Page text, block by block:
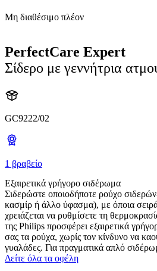
Μη διαθέσιμο πλέον
PerfectCare Expert
Σίδερο με γεννήτρια
GC9222/02
1 βραβείο
Εξαιρετικά γρήγορο σιδέρωμα
Σιδερώστε οποιοδήποτε ρούχο
κασμίρ ή άλλο ύφασμα), με όποια
χρειάζεται να ρυθμίσετε τη
της Philips προσφέρει εξαιρετικά
σας τα ρούχα, χωρίς τον κίνδυνο να
γυαλάδες. Για πραγματικά απλό
Δείτε όλα τα οφέλη